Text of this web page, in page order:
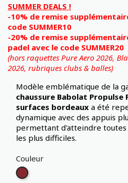
SUMMER DEALS !
-10% de remise
code SUMMER10
-20% de remise
padel avec le code SUMMER20
(hors raquettes Pure Aero 2026,
2026, rubriques clubs & balles)
Modèle emblématique de la
chaussure Babolat Propulse
surfaces bordeaux a été
dynamique avec des appuis
permettant d'atteindre
les plus difficiles.
Couleur
Bordeau